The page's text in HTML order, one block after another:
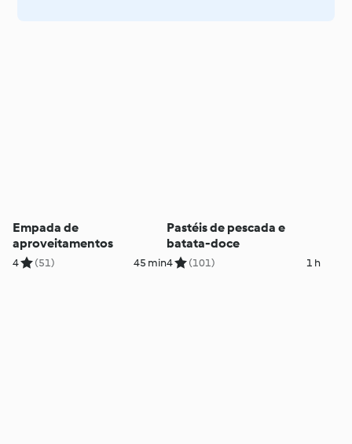
Empada de
aproveitamentos
4 (51) 45 min
Pastéis de pescada e
batata-doce
4 (101) 1 h